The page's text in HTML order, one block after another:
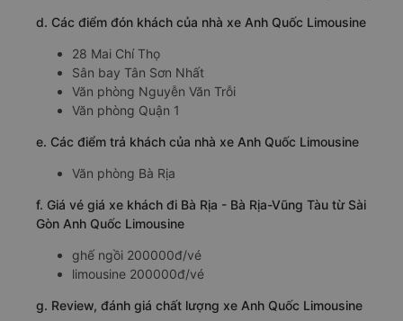
d. Các điểm đón khách của nhà xe Anh Quốc Limousine
28 Mai Chí Thọ
Sân bay Tân Sơn Nhất
Văn phòng Nguyễn Văn Trỗi
Văn phòng Quận 1
e. Các điểm trả khách của nhà xe Anh Quốc Limousine
Văn phòng Bà Rịa
f. Giá vé giá xe khách đi Bà Rịa - Bà Rịa-Vũng Tàu từ Sài
Gòn Anh Quốc Limousine
ghế ngồi 200000đ/vé
limousine 200000đ/vé
g. Review, đánh giá chất lượng xe Anh Quốc Limousine